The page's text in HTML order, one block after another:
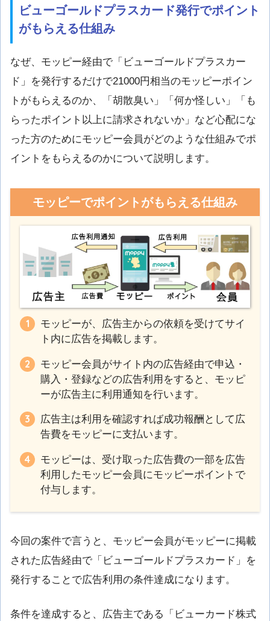
ビューゴールドプラスカード発行でポイント
がもらえる仕組み
なぜ、モッピー経由で「ビューゴールドプラスカー
ド」を発行するだけで21000円相当のモッピーポイン
トがもらえるのか、「胡散臭い」「何か怪しい」「も
らったポイント以上に請求されないか」など心配にな
った方のためにモッピー会員がどのような仕組みでポ
イントをもらえるのかについて説明します。
モッピーでポイントがもらえる仕組み
モッピーが、広告主からの依頼を受けてサイ
ト内に広告を掲載します。
モッピー会員がサイト内の広告経由で申込・
購入・登録などの広告利用をすると、モッピ
ーが広告主に利用通知を行います。
広告主は利用を確認すれば成功報酬として広
告費をモッピーに支払います。
モッピーは、受け取った広告費の一部を広告
利用したモッピー会員にモッピーポイントで
付与します。
今回の案件で言うと、モッピー会員がモッピーに掲載
された広告経由で「ビューゴールドプラスカード」を
発行することで広告利用の条件達成になります。
条件を達成すると、広告主である「ビューカード株式